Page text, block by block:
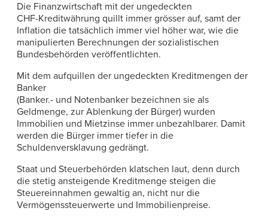
Die Finanzwirtschaft mit der ungedeckten
CHF-Kreditwährung quillt immer grösser auf, samt der
Inflation die tatsächlich immer viel höher war, wie die
manipulierten Berechnungen der sozialistischen
Bundesbehörden veröffentlichten.
Mit dem aufquillen der ungedeckten Kreditmengen der
Banker
(Banker.- und Notenbanker bezeichnen sie als
Geldmenge, zur Ablenkung der Bürger) wurden
Immobilien und Mietzinse immer unbezahlbarer. Damit
werden die Bürger immer tiefer in die
Schuldenversklavung gedrängt.
Staat und Steuerbehörden klatschen laut, denn durch
die stetig ansteigende Kreditmenge steigen die
Steuereinnahmen gewaltig an, nicht nur die
Vermögenssteuerwerte und Immobilienpreise.